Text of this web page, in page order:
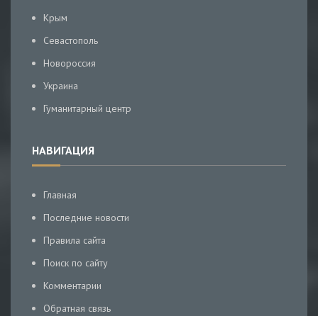
Крым
Севастополь
Новороссия
Украина
Гуманитарный центр
НАВИГАЦИЯ
Главная
Последние новости
Правила сайта
Поиск по сайту
Комментарии
Обратная связь